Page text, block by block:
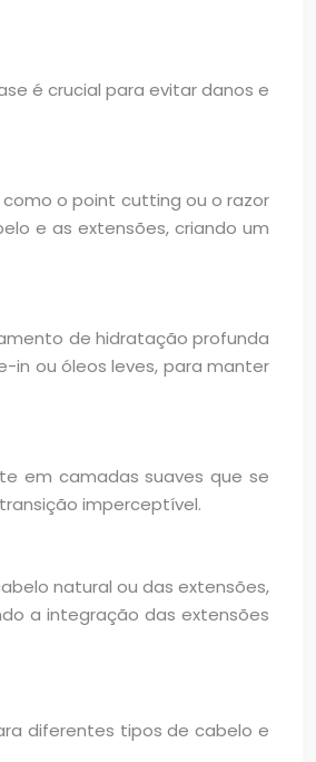
é crucial para evitar danos e
o point cutting ou o razor
e as extensões, criando um
de hidratação profunda
in ou óleos leves, para manter
em camadas suaves que se
imperceptível.
natural ou das extensões,
a integração das extensões
diferentes tipos de cabelo e